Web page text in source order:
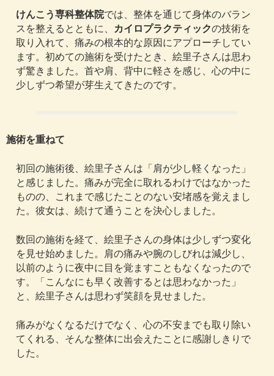
けんこう専科整体院では、整体を通じて身体のバラン
スを整えるとともに、
カイロプラクティックの技術を
取り入れて、痛みの根本的な原因にアプローチしてい
ます。初めての施術を受けたとき、絵里子さんは思わ
ず驚きました。首や肩、背中に軽さを感じ、心の中に
少しずつ希望が芽生えてきたのです。
施術を重ねて
初回の施術後、絵里子さんは「肩が少し軽くなった」
と感じました。痛みが完全に取れるわけではなかった
ものの、これまで感じたことのない安堵感を覚えまし
た。彼女は、続けて通うことを決心しました。
数回の施術を経て、絵里子さんの身体は少しずつ変化
を見せ始めました。肩の痛みや腕のしびれは減少し、
以前のように夜中に目を覚ますこともなくなったので
す。「こんなにも早く改善するとは思わなかった」
と、絵里子さんは思わず笑顔を見せました。
痛みがなくなるだけでなく、心の不安までも取り除い
てくれる、そんな整体に出会えたことに感謝しきりで
した。